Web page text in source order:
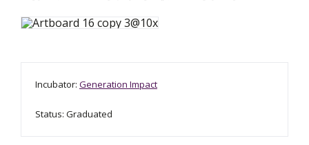
Incubator: Generation Impact
Status: Graduated